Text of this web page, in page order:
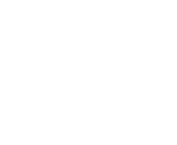
seguir los consejos